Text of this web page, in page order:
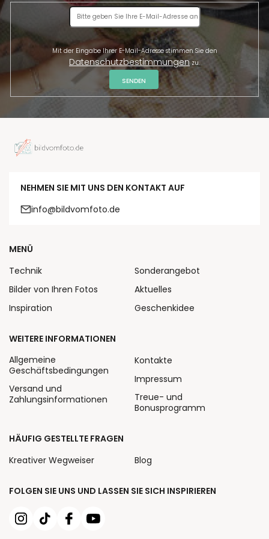
Datenschutzbestimmungenzu.
SENDEN
NEHMEN SIE MIT UNS DEN KONTAKT AUF
info@bildvomfoto.de
FOLGEN SIE UNS UND LASSEN SIE SICH INSPIRIEREN
MENÜ
Technik
Bilder von Ihren Fotos
Inspiration
Sonderangebot
Aktuelles
Geschenkidee
WEITERE INFORMATIONEN
Allgemeine
Geschäftsbedingungen
Versand und
Zahlungsinformationen
Kontakte
Impressum
Treue- und
Bonusprogramm
HÄUFIG GESTELLTE FRAGEN
Kreativer Wegweiser
Blog